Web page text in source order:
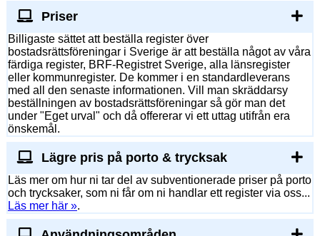
Priser
Billigaste sättet att beställa register över
bostadsrättsföreningar i Sverige är att beställa något av våra
färdiga register, BRF-Registret Sverige, alla länsregister
eller kommunregister. De kommer i en standardleverans
med all den senaste informationen. Vill man skräddarsy
beställningen av bostadsrättsföreningar så gör man det
under "Eget urval" och då offererar vi ett uttag utifrån era
önskemål.
Lägre pris på porto & trycksak
Läs mer om hur ni tar del av subventionerade priser på porto
och trycksaker, som ni får om ni handlar ett register via oss...
Läs mer här ».